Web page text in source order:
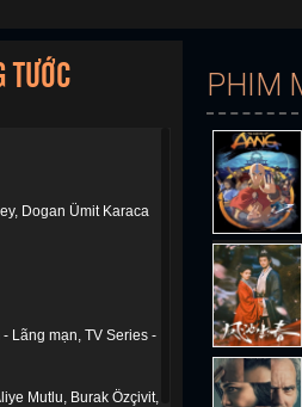
TƯỚC
Dogan Ümit Karaca
Lãng mạn TV Series -
Mutlu
Burak Özçivit
PHIM